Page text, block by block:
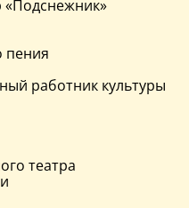
«Подснежник»
пения
работник культуры
театра